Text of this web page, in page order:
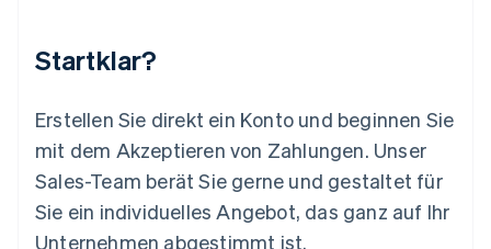
Startklar?
Erstellen Sie direkt ein Konto und beginnen Sie
mit dem Akzeptieren von Zahlungen. Unser
Sales-Team berät Sie gerne und gestaltet für
Sie ein individuelles Angebot, das ganz auf Ihr
Unternehmen abgestimmt ist.
English简体中文
English
Mexiko
Español English
Neuseeland
English